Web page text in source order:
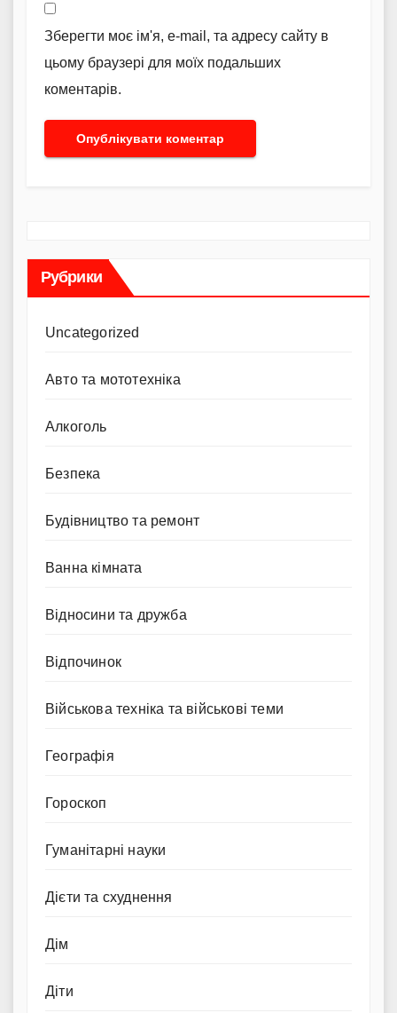
Зберегти моє ім'я, e-mail, та адресу сайту в
цьому браузері для моїх подальших
коментарів.
Рубрики
Uncategorized
Авто та мототехніка
Алкоголь
Безпека
Будівництво та ремонт
Ванна кімната
Відносини та дружба
Відпочинок
Військова техніка та військові теми
Географія
Гороскоп
Гуманітарні науки
Дієти та схуднення
Дім
Діти